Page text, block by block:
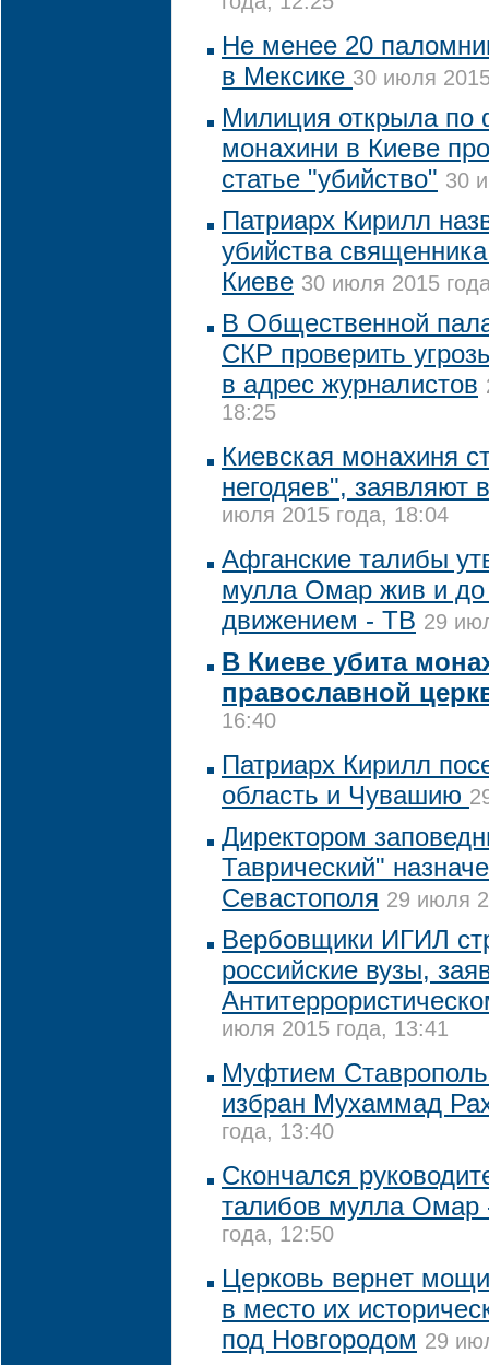
Не менее 20
в Мексике 30 июля
Милиция открыла по
монахини в Киеве
статье "убийство" 30
Патриарх Кирилл
убийства
Киеве 30 июля 2015
В Общественной
СКР проверить
в адрес журналистов
18:25
Киевская монахиня
негодяев", заявляют
июля 2015 года, 18:04
Афганские талибы
мулла Омар жив и до
движением - ТВ 29
В Киеве убита
православной
16:40
Патриарх Кирилл
область и Чувашию
Директором
Таврический"
Севастополя 29 июля
Вербовщики ИГИЛ
российские вузы,
июля 2015 года, 13:41
Муфтием
избран Мухаммад
года, 13:40
Скончался
талибов мулла
года, 12:50
Церковь вернет
в место их
под Новгородом 29